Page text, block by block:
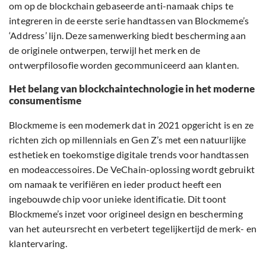
om op de blockchain gebaseerde anti-namaak chips te
integreren in de eerste serie handtassen van Blockmeme’s
‘Address’ lijn. Deze samenwerking biedt bescherming aan
de originele ontwerpen, terwijl het merk en de
ontwerpfilosofie worden gecommuniceerd aan klanten.
Het belang van blockchaintechnologie in het moderne
consumentisme
Blockmeme is een modemerk dat in 2021 opgericht is en ze
richten zich op millennials en Gen Z’s met een natuurlijke
esthetiek en toekomstige digitale trends voor handtassen
en modeaccessoires. De VeChain-oplossing wordt gebruikt
om namaak te verifiëren en ieder product heeft een
ingebouwde chip voor unieke identificatie. Dit toont
Blockmeme’s inzet voor origineel design en bescherming
van het auteursrecht en verbetert tegelijkertijd de merk- en
klantervaring.